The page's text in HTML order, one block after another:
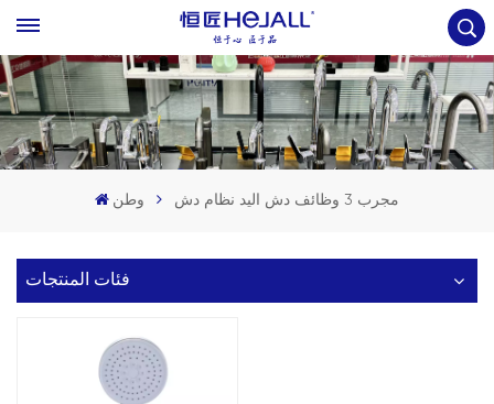
وطن مجرب 3 وظائف دش اليد نظام دش
فئات المنتجات